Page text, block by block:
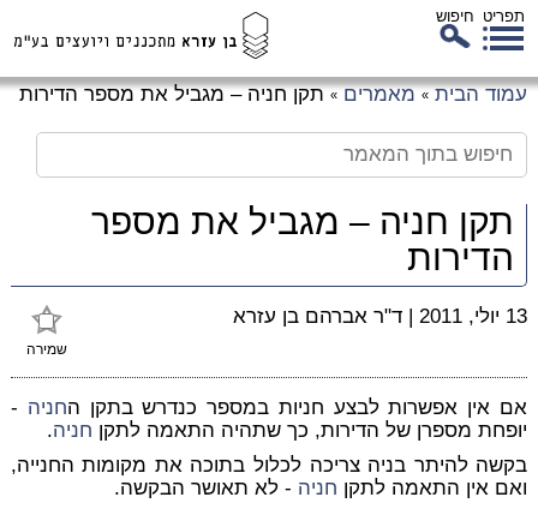
תפריט חיפוש
עמוד הבית » מאמרים » תקן חניה – מגביל את מספר הדירות
תקן חניה – מגביל את מספר
הדירות
שמירה
13 יולי, 2011 | ד"ר אברהם בן עזרא
אם אין אפשרות לבצע חניות במספר כנדרש בתקן החניה -
יופחת מספרן של הדירות, כך שתהיה התאמה לתקן חניה.
בקשה להיתר בניה צריכה לכלול בתוכה את מקומות החנייה,
ואם אין התאמה לתקן חניה - לא תאושר הבקשה.